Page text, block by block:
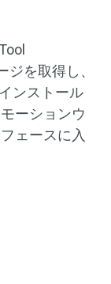
を取得し、
ンストール
ーションウ
ェースに入